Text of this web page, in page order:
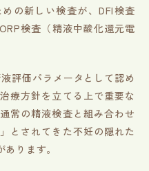
の新しい検査が、DFI検査
検査（精液中酸化還元電
評価パラメータとして認め
療方針を立てる上で重要な
常の精液検査と組み合わせ
とされてきた不妊の隠れた
ります。